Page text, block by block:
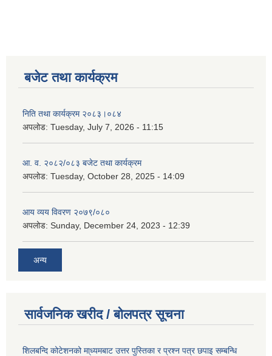
बजेट तथा कार्यक्रम
निति तथा कार्यक्रम २०८३।०८४
अपलोड: Tuesday, July 7, 2026 - 11:15
आ. व. २०८२/०८३ बजेट तथा कार्यक्रम
अपलोड: Tuesday, October 28, 2025 - 14:09
आय व्यय विवरण २०७९/०८०
अपलोड: Sunday, December 24, 2023 - 12:39
अन्य
सार्वजनिक खरीद / बोलपत्र सूचना
शिलबन्दि कोटेशनको मा्ध्यमबाट उत्तर पुस्तिका र प्रश्न पत्र छपाइ सम्बन्धि